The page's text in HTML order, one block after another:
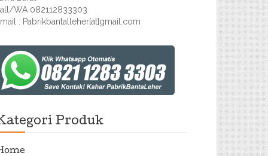
WA 082112833303
: Pabrikbantalleher[at]gmail.com
Produk